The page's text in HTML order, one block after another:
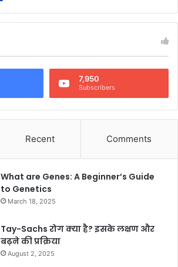
7,950
Subscribers
Recent Comments
What are Genes: A Beginner’s Guide
to Genetics
March 18, 2025
Tay-Sachs रोग क्या है? इसके लक्षण और
बढ़ने की प्रक्रिया
August 2, 2025